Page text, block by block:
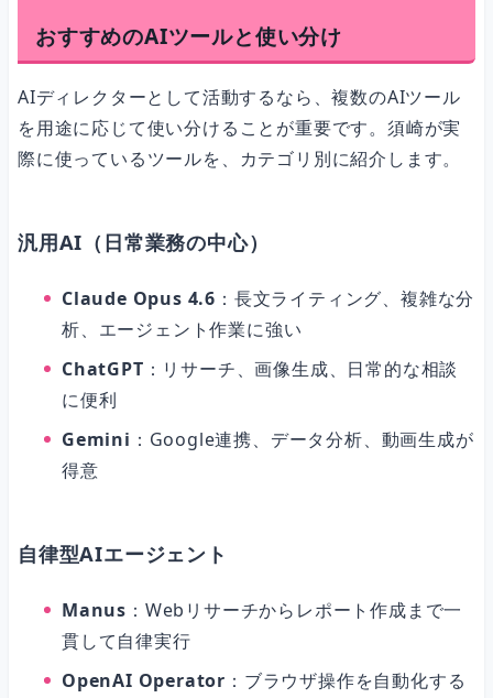
おすすめのAIツールと使い分け
AIディレクターとして活動するなら、複数のAIツール
を用途に応じて使い分けることが重要です。須崎が実
際に使っているツールを、カテゴリ別に紹介します。
汎用AI（日常業務の中心）
Claude Opus 4.6 ：長文ライティング、複雑な分
析、エージェント作業に強い
ChatGPT ：リサーチ、画像生成、日常的な相談
に便利
Gemini ：Google連携、データ分析、動画生成が
得意
自律型AIエージェント
Manus ：Webリサーチからレポート作成まで一
貫して自律実行
OpenAI Operator ：ブラウザ操作を自動化する